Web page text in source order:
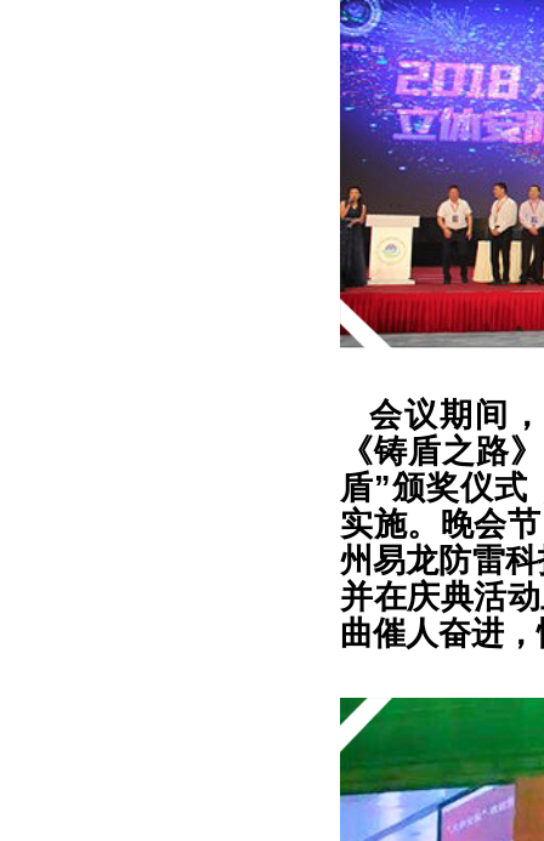
会议期间
《铸盾之路
盾”颁奖仪式
实施。晚会
州易龙防雷
并在庆典活
曲催人奋进